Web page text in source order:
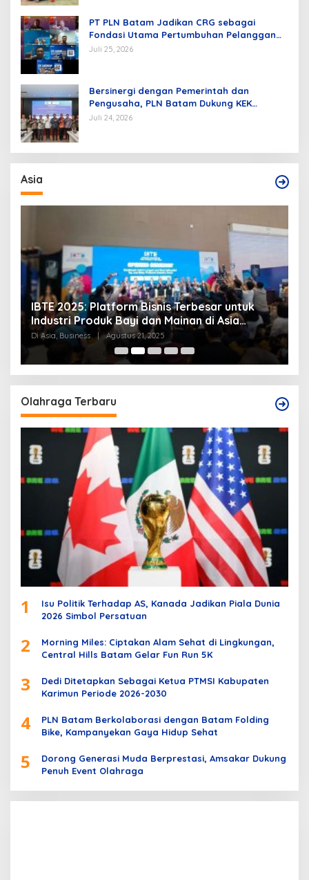
PT PLN Batam Jadikan CRG sebagai
Fondasi Utama Pertumbuhan Pelanggan
dan Pembangunan Infrastruktur
Juli 25, 2026
Bersinergi dengan Pemerintah dan
Pengusaha, PLN Batam Dukung KEK
Tanjung Sauh sebagai Hub Energi Baru
Juli 24, 2026
Asia
IBTE 2025: Platform Bisnis Terbesar untuk
Industri Produk Bayi dan Mainan di Asia
Tenggara
Di Asia, Business | Agustus 21, 2025
Olahraga Terbaru
1
Isu Politik Terhadap AS, Kanada Jadikan Piala Dunia
2026 Simbol Persatuan
2
Morning Miles: Ciptakan Alam Sehat di Lingkungan,
Central Hills Batam Gelar Fun Run 5K
3
Dedi Ditetapkan Sebagai Ketua PTMSI Kabupaten
Karimun Periode 2026-2030
4
PLN Batam Berkolaborasi dengan Batam Folding
Bike, Kampanyekan Gaya Hidup Sehat
5
Dorong Generasi Muda Berprestasi, Amsakar Dukung
Penuh Event Olahraga